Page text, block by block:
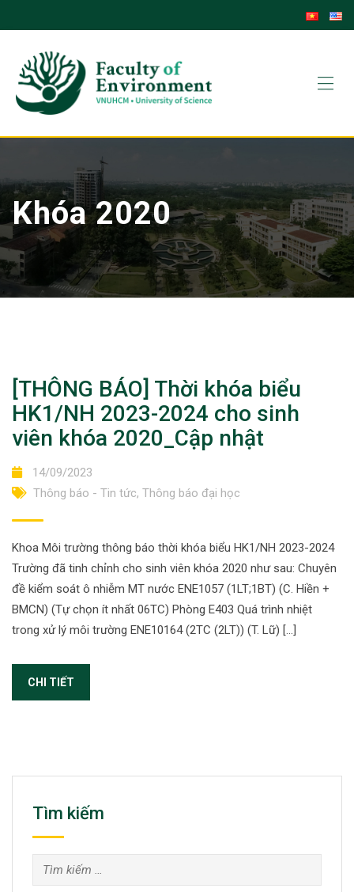
to
content
Khóa 2020
[THÔNG BÁO] Thời khóa biểu
HK1/NH 2023-2024 cho sinh
viên khóa 2020_Cập nhật
14/09/2023
Thông báo - Tin tức, Thông báo đại học
Khoa Môi trường thông báo thời khóa biểu HK1/NH 2023-2024
Trường đã tinh chỉnh cho sinh viên khóa 2020 như sau: Chuyên
đề kiểm soát ô nhiễm MT nước ENE1057 (1LT;1BT) (C. Hiền +
BMCN) (Tự chọn ít nhất 06TC) Phòng E403 Quá trình nhiệt
trong xử lý môi trường ENE10164 (2TC (2LT)) (T. Lữ) […]
CHI TIẾT
Tìm kiếm
Tìm
kiếm